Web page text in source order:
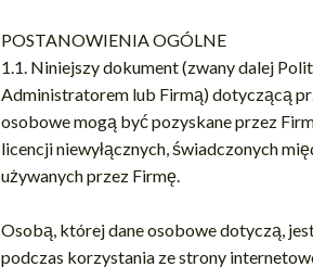
POSTANOWIENIA OGÓLNE
1.1. Niniejszy dokument (zwany dalej
Administratorem lub Firmą) dotyczącą
osobowe mogą być pozyskane przez
licencji niewyłącznych, świadczonych
używanych przez Firmę.
Osobą, której dane osobowe dotyczą,
podczas korzystania ze strony